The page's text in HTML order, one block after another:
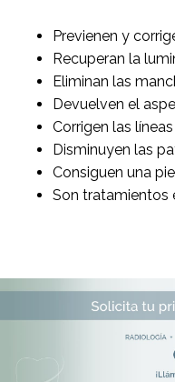
Previenen y
Recuperan la
Eliminan las
Devuelven el
Corrigen las
Disminuyen las
Consiguen una
Son tratamientos